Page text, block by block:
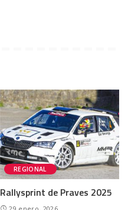
REGIONAL
Rallysprint de Praves 2025